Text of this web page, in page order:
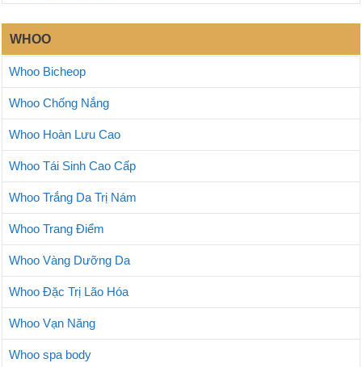
WHOO
Whoo Bicheop
Whoo Chống Nắng
Whoo Hoàn Lưu Cao
Whoo Tái Sinh Cao Cấp
Whoo Trắng Da Trị Nám
Whoo Trang Điểm
Whoo Vàng Dưỡng Da
Whoo Đặc Trị Lão Hóa
Whoo Vạn Năng
Whoo spa body